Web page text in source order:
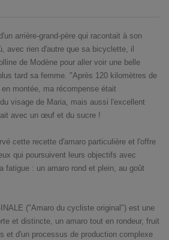
arrière-grand-père qui racontait à son
avec rien d'autre que sa bicyclette, il
de Modène pour aller voir une belle
tard sa femme. "Après 120 kilomètres de
montée, ma récompense était
visage de Maria, mais aussi l'excellent
avec un œuf et du sucre !
cette recette d'amaro particulière et l'offre
qui poursuivent leurs objectifs avec
fatigue : un amaro rond et plein, au goût
("Amaro du cycliste original") est une
et distincte, un amaro tout en rondeur, fruit
et d'un processus de production complexe